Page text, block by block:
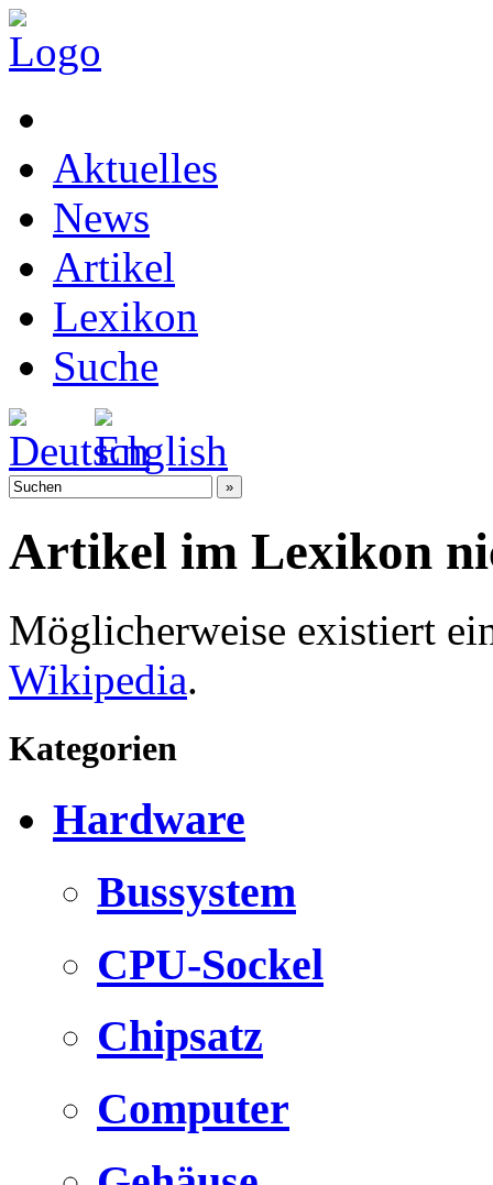
Aktuelles
News
Artikel
Lexikon
Suche
Artikel im Lexikon
Möglicherweise existiert
Wikipedia.
Kategorien
Hardware
Bussystem
CPU-Sockel
Chipsatz
Computer